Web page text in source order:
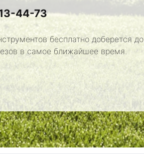
44-73
бесплатно доберется до
в самое ближайшее время.